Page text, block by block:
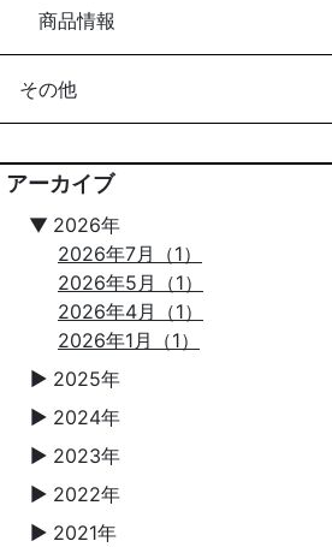
商品情報
その他
アーカイブ
▼ 2026年
2026年7月（1）
2026年5月（1）
2026年4月（1）
2026年1月（1）
▼ 2025年
▼ 2024年
▼ 2023年
▼ 2022年
▼ 2021年